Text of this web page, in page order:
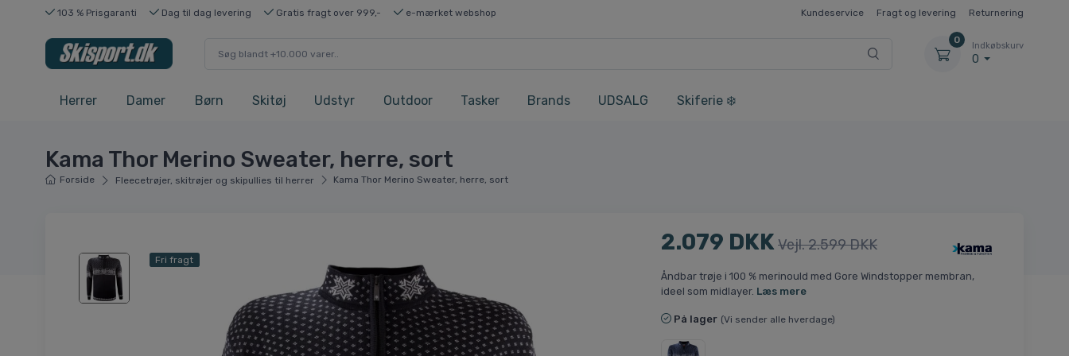
103 % Prisgaranti Dag til dag levering Gratis fragt over 999,- e-mærket webshop Kundeservice Fragt og levering Returnering
0
Indkøbskurv
0
Herrer Damer Børn Skitøj Udstyr Outdoor Tasker Brands UDSALG Skiferie ❄️
Kama Thor Merino Sweater, herre, sort
Forside Fleecetrøjer, skitrøjer og skipullies til herrer Kama Thor Merino Sweater, herre, sort
Fri fragt
2.079 DKK Vejl. 2.599 DKK
Åndbar trøje i 100 % merinould med Gore Windstopper membran,
ideel som midlayer. Læs mere
På lager (Vi sender alle hverdage)